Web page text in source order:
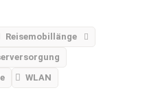
Reisemobillänge
WLAN